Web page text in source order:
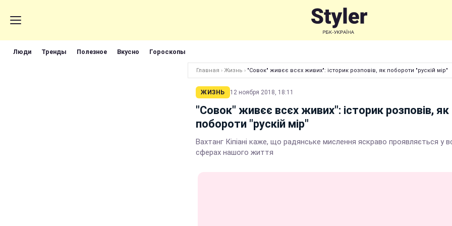
Люди Тренды Полезное Вкусно Гороскопы
Главная › Жизнь › "Совок" живєє всєх живих": історик розповів, як побороти "рускій мір"
ЖИЗНЬ 12 ноября 2018, 18:11
"Совок" живєє всєх живих": історик розповів, як
побороти "рускій мір"
Вахтанг Кіпіані каже, що радянське мислення яскраво проявляється у
сферах нашого життя